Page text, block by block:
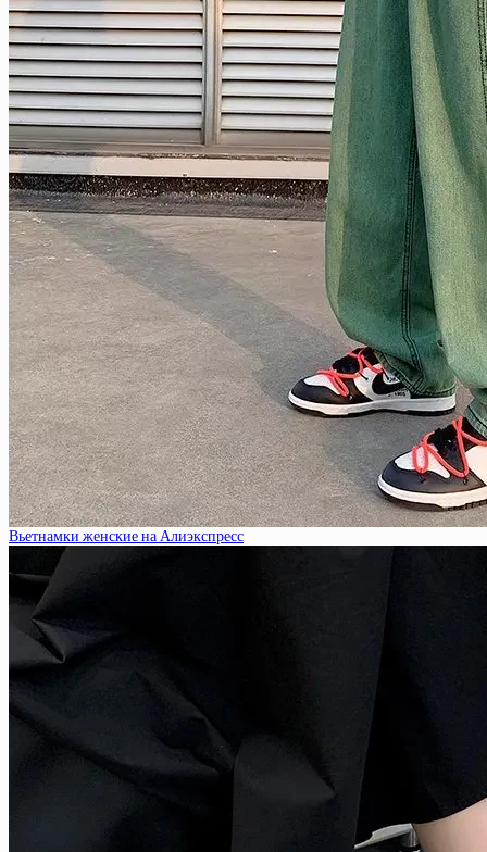
Вьетнамки женские на Алиэкспресс